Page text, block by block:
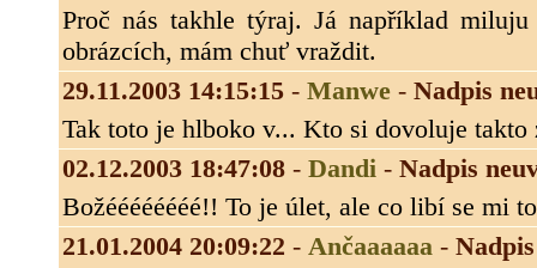
Proč nás takhle týraj. Já například
obrázcích, mám chuť vraždit.
29.11.2003 14:15:15 - Manwe - Nadpis
Tak toto je hlboko v... Kto si dovoluje
02.12.2003 18:47:08 - Dandi - Nadpis
Božéééééééé!! To je úlet, ale co libí se mi
21.01.2004 20:09:22 - Ančaaaaaa -